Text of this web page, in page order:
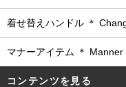
着せ替えハンドル ＊
マナーアイテム ＊ Manner
コンテンツを見る